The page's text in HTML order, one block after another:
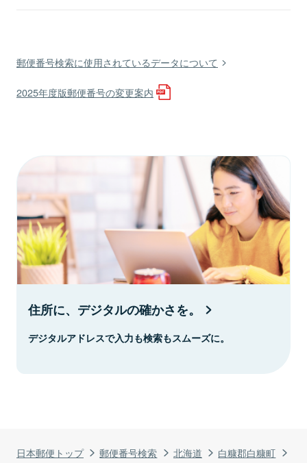
日本郵便トップ 郵便番号検索 北海道
白糠郡白糠町
郵便番号検索に使用されているデータについて
2025年度版郵便番号の変更案内
住所に、デジタルの確かさを。
デジタルアドレスで入力も検索もスムーズに。